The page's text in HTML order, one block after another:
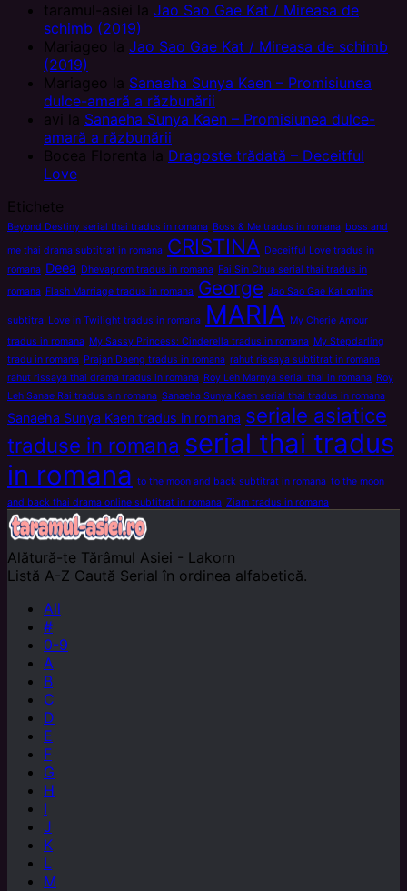
taramul-asiei
la Jao Sao Gae Kat / Mireasa de
schimb (2019)
Mariageo la Jao Sao Gae Kat / Mireasa de schimb
(2019)
Mariageo la Sanaeha Sunya Kaen – Promisiunea
dulce-amară a răzbunării
avi
la Sanaeha Sunya Kaen – Promisiunea dulce-
amară a răzbunării
Bocea Florenta la Dragoste trădată – Deceitful
Love
Etichete
Beyond Destiny serial thai tradus in romana Boss & Me tradus in romana boss and
me thai drama subtitrat in romana CRISTINA Deceitful Love tradus in
romana Deea Dhevaprom tradus in romana Fai Sin Chua serial thai tradus in
romana Flash Marriage tradus in romana George Jao Sao Gae Kat online
subtitra Love in Twilight tradus in romana MARIA My Cherie Amour
tradus in romana My Sassy Princess: Cinderella tradus in romana My Stepdarling
tradu in romana Prajan Daeng tradus in romana rahut rissaya subtitrat in romana
rahut rissaya thai drama tradus in romana Roy Leh Marnya serial thai in romana Roy
Leh Sanae Rai tradus sin romana Sanaeha Sunya Kaen serial thai tradus in romana
Sanaeha Sunya Kaen tradus in romana seriale asiatice
traduse in romana serial thai tradus
in romana to the moon and back subtitrat in romana to the moon
and back thai drama online subtitrat in romana Ziam tradus in romana
Alătură-te Tărâmul Asiei - Lakorn
Listă A-Z Caută Serial în ordinea alfabetică.
All
#
0-9
A
B
C
D
E
F
G
H
I
J
K
L
M